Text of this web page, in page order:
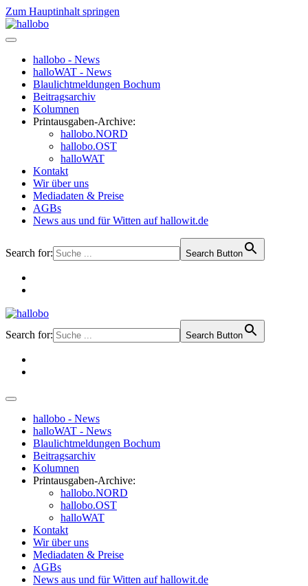
Zum Hauptinhalt springen
hallobo - News
halloWAT - News
Blaulichtmeldungen Bochum
Beitragsarchiv
Kolumnen
Printausgaben-Archive:
hallobo.NORD
hallobo.OST
halloWAT
Kontakt
Wir über uns
Mediadaten & Preise
AGBs
News aus und für Witten auf hallowit.de
Search for: Search Button
Search for: Search Button
hallobo - News
halloWAT - News
Blaulichtmeldungen Bochum
Beitragsarchiv
Kolumnen
Printausgaben-Archive:
hallobo.NORD
hallobo.OST
halloWAT
Kontakt
Wir über uns
Mediadaten & Preise
AGBs
News aus und für Witten auf hallowit.de